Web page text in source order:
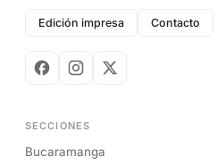
Edición impresa Contacto
SECCIONES
Bucaramanga